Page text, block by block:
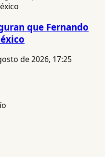
que Fernando
de 2026, 17:25